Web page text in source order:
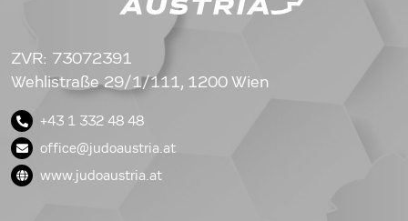
ZVR: 73072391
Wehlistraße 29/1/111, 1200 Wien
+43 1 332 48 48
office@judoaustria.at
www.judoaustria.at